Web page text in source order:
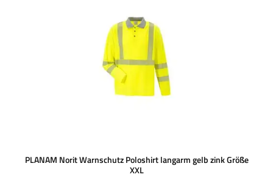
PLANAM Norit Warnschutz Poloshirt langarm gelb zink Größe
XXL